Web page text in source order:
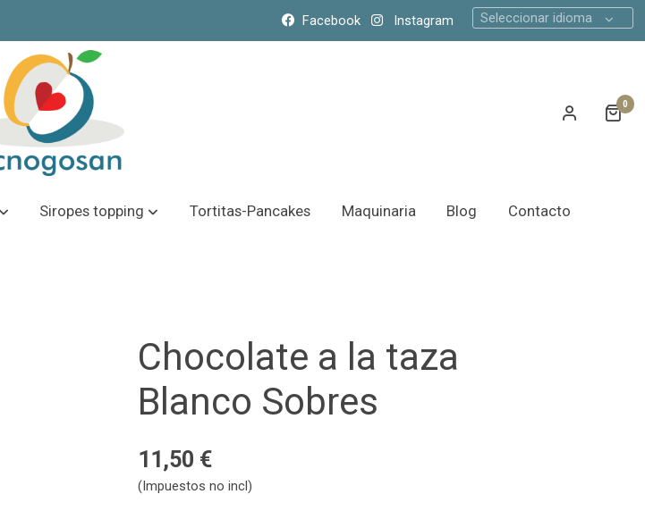
Facebook Instagram Seleccionar idioma
0
Siropes topping Tortitas-Pancakes Maquinaria Blog Contacto
Chocolate a la taza
Blanco Sobres
11,50 €
(Impuestos no incl)